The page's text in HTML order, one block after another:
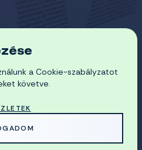
a Cookie-szabályzatot
követve.